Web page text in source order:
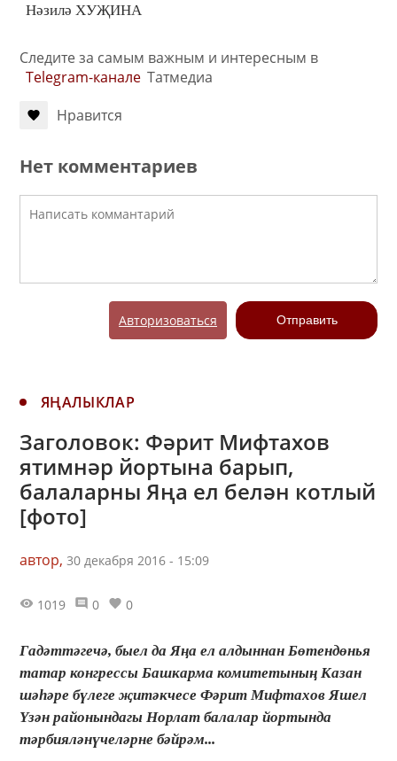
Нәзилә ХУҖИНА
Следите за самым важным и интересным в
Telegram-канале Татмедиа
Нравится
Нет комментариев
Авторизоваться Отправить
ЯҢАЛЫКЛАР
Заголовок: Фәрит Мифтахов
ятимнәр йортына барып,
балаларны Яңа ел белән котлый
[фото]
автор, 30 декабря 2016 - 15:09
1019 0 0
Гадәттәгечә, быел да Яңа ел алдыннан Бөтендөнья
татар конгрессы Башкарма комитетының Казан
шәһәре бүлеге җитәкчесе Фәрит Мифтахов Яшел
Үзән районындагы Норлат балалар йортында
тәрбияләнүчеләрне бәйрәм...